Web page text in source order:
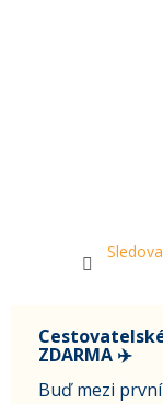
ZDARMA ✈️
Buď mezi